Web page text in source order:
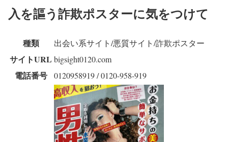
入を謳う詐欺ポスターに気をつけて
種類 出会い系サイト/悪質サイト/詐欺ポスター
サイトURL bigsight0120.com
電話番号 0120958919 / 0120-958-919